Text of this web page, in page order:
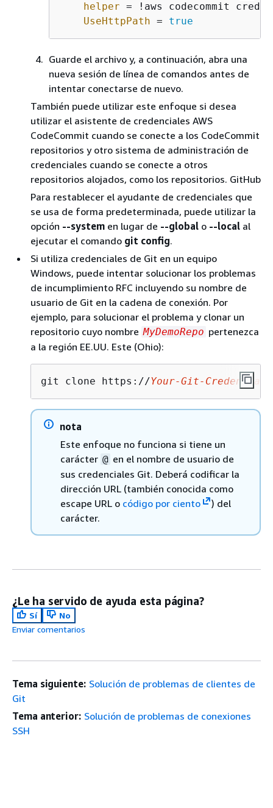
helper = !aws codecommit
UseHttpPath = true
Guarde el archivo y, a continuación, abra una
nueva sesión de línea de comandos antes de
intentar conectarse de nuevo.
También puede utilizar este enfoque si desea
utilizar el asistente de credenciales AWS
CodeCommit cuando se conecte a los CodeCommit
repositorios y otro sistema de administración de
credenciales cuando se conecte a otros
repositorios alojados, como los repositorios. GitHub
Para restablecer el ayudante de credenciales que
se usa de forma predeterminada, puede utilizar la
opción --system en lugar de --global o --local al
ejecutar el comando git config.
Si utiliza credenciales de Git en un equipo
Windows, puede intentar solucionar los problemas
de incumplimiento RFC incluyendo su nombre de
usuario de Git en la cadena de conexión. Por
ejemplo, para solucionar el problema y clonar un
repositorio cuyo nombre MyDemoRepo pertenezca
a la región EE.UU. Este (Ohio):
git clone https://Your-Git-Credential-
nota
Este enfoque no funciona si tiene un
carácter @ en el nombre de usuario de
sus credenciales Git. Deberá codificar la
dirección URL (también conocida como
escape URL o código por ciento
) del
carácter.
¿Le ha servido de ayuda esta página?
Sí
No
Enviar comentarios
Tema siguiente: Solución de problemas de clientes de
Git
Tema anterior: Solución de problemas de conexiones
SSH